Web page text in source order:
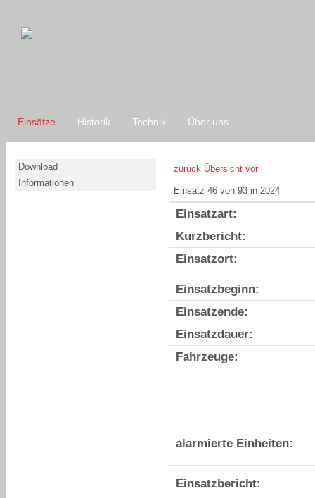
Einsätze Historik Technik Über uns
Download
Informationen
zurück Übersicht vor
Einsatz 46 von 93 in 2024
Einsatzart:
Kurzbericht:
Einsatzort:
Einsatzbeginn:
Einsatzende:
Einsatzdauer:
Fahrzeuge:
alarmierte Einheiten:
Einsatzbericht: